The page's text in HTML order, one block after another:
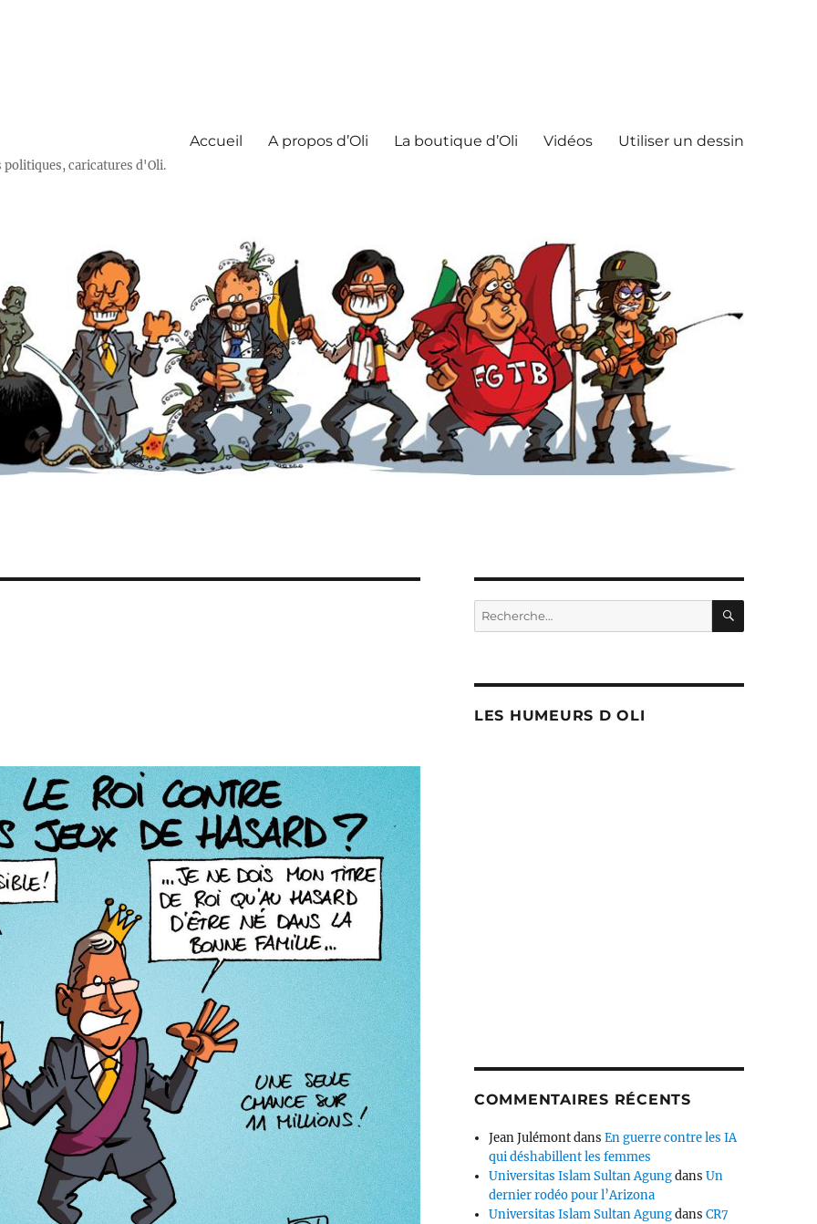
caricatures d'Oli.
Accueil A propos d’Oli La boutique d’Oli Vidéos Utiliser un dessin
Recherche
pour :
LES HUMEURS D OLI
COMMENTAIRES RÉCENTS
Jean JulémontdansEn guerre contre les IA
qui déshabillent les femmes
Universitas Islam Sultan AgungdansUn
dernier rodéo pour l’Arizona
Universitas Islam Sultan AgungdansCR7